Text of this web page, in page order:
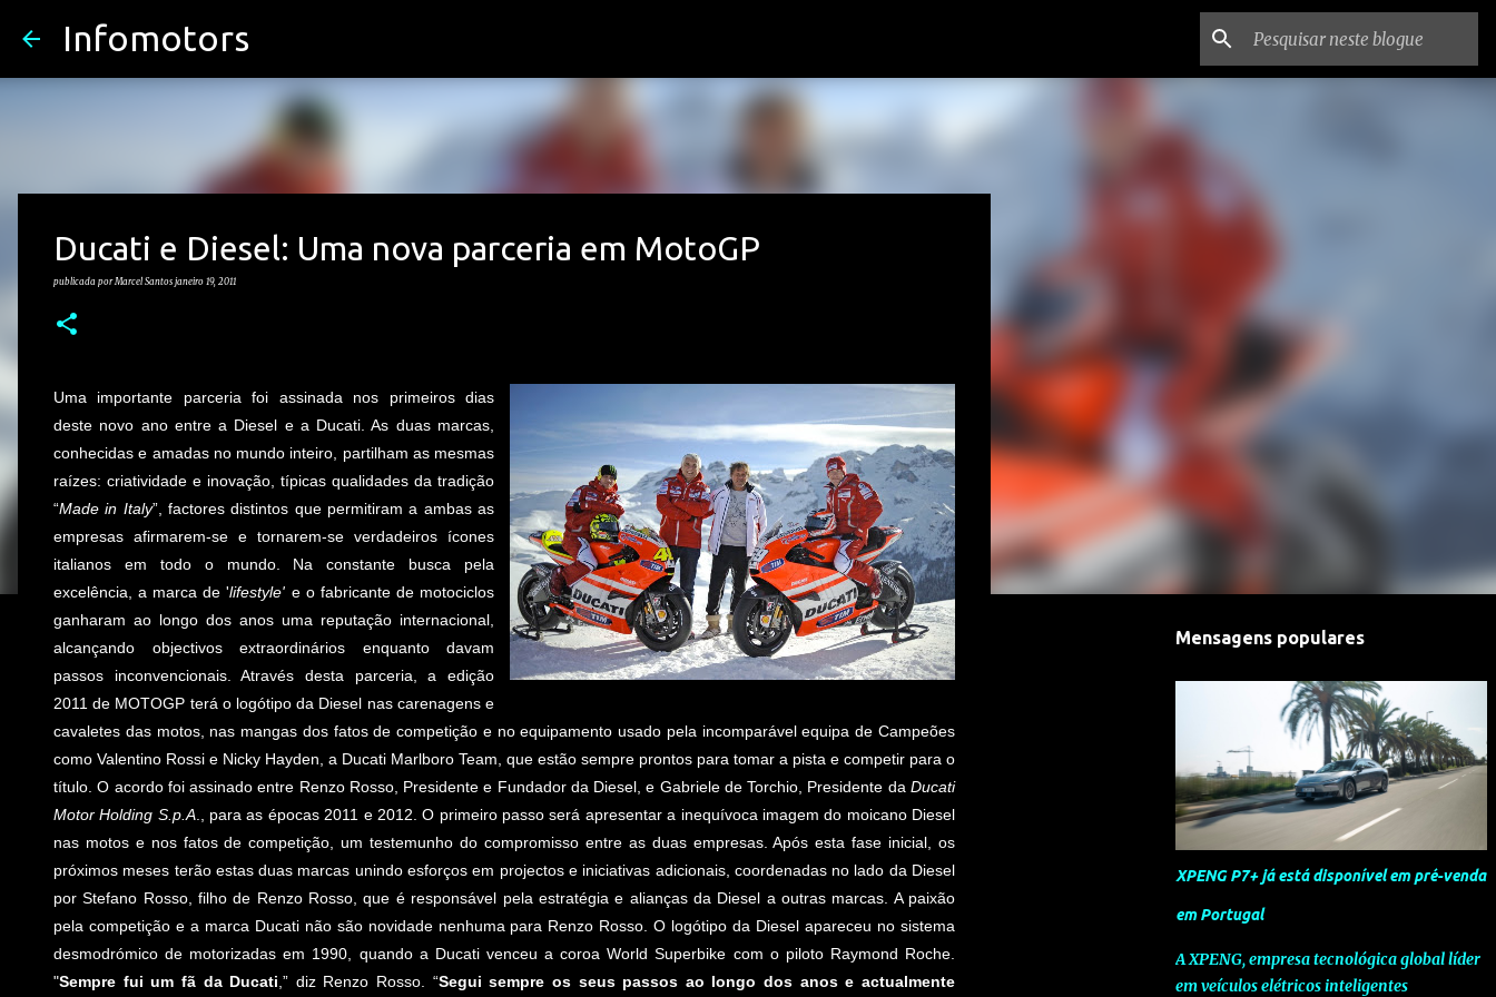
Infomotors
Ducati e Diesel: Uma nova parceria em MotoGP
publicada porMarcel Santos janeiro 19, 2011
Uma importante parceria foi assinada nos primeiros dias
deste novo ano entre a Diesel e a Ducati. As duas marcas,
conhecidas e amadas no mundo inteiro, partilham as mesmas
raízes: criatividade e inovação, típicas qualidades da tradição
“Made in Italy”, factores distintos que permitiram a ambas as
empresas afirmarem-se e tornarem-se verdadeiros ícones
italianos em todo o mundo. Na constante busca pela
excelência, a marca de 'lifestyle' e o fabricante de motociclos
ganharam ao longo dos anos uma reputação internacional,
alcançando objectivos extraordinários enquanto davam
passos inconvencionais. Através desta parceria, a edição
2011 de MOTOGP terá o logótipo da Diesel nas carenagens e
cavaletes das motos, nas mangas dos fatos de competição e no equipamento usado pela incomparável equipa de Campeões
como Valentino Rossi e Nicky Hayden, a Ducati Marlboro Team, que estão sempre prontos para tomar a pista e competir para o
título. O acordo foi assinado entre Renzo Rosso, Presidente e Fundador da Diesel, e Gabriele de Torchio, Presidente da Ducati
Motor Holding S.p.A., para as épocas 2011 e 2012. O primeiro passo será apresentar a inequívoca imagem do moicano Diesel
nas motos e nos fatos de competição, um testemunho do compromisso entre as duas empresas. Após esta fase inicial, os
próximos meses terão estas duas marcas unindo esforços em projectos e iniciativas adicionais, coordenadas no lado da Diesel
por Stefano Rosso, filho de Renzo Rosso, que é responsável pela estratégia e alianças da Diesel a outras marcas. A paixão
pela competição e a marca Ducati não são novidade nenhuma para Renzo Rosso. O logótipo da Diesel apareceu no sistema
desmodrómico de motorizadas em 1990, quando a Ducati venceu a coroa World Superbike com o piloto Raymond Roche.
"Sempre fui um fã da Ducati ,” diz Renzo Rosso. “Segui sempre os seus passos ao longo dos anos e actualmente
Mensagens populares
XPENG P7+ já está disponível em pré-venda
em Portugal
A XPENG, empresa tecnológica global líder
em veículos elétricos inteligentes